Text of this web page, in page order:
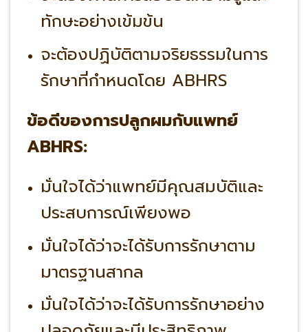
ทักษะอย่างเข้มข้น
จะต้องปฏิบัติตามจริยธรรมในการ
รักษาที่กำหนดโดย ABHRS
ข้อดีของการปลูกผมกับแพทย์
ABHRS:
มั่นใจได้ว่าแพทย์มีคุณสมบัติและ
ประสบการณ์เพียงพอ
มั่นใจได้ว่าจะได้รับการรักษาตาม
มาตรฐานสากล
มั่นใจได้ว่าจะได้รับการรักษาอย่าง